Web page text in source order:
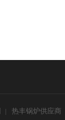
热丰锅炉供应商